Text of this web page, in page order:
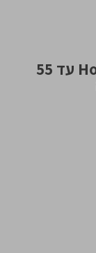
שעה הפלגה ביאכטה Holiday 5 עד 55